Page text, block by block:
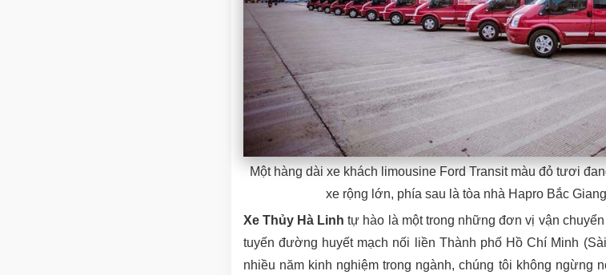
Một hàng dài xe khách limousine Ford Transit màu đỏ tươi
xe rộng lớn, phía sau là tòa nhà Hapro Bắc
Xe Thủy Hà Linh tự hào là một trong những đơn vị vận
tuyến đường huyết mạch nối liền Thành phố Hồ Chí Minh
nhiều năm kinh nghiệm trong ngành, chúng tôi không ngừng